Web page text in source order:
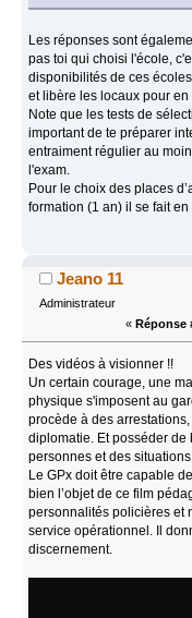
Les réponses sont
pas toi qui choisi l'école,
disponibilités de ces
et libère les locaux pour
Note que les tests de
important de te préparer
entraiment régulier au
l'exam.
Pour le choix des places
formation (1 an) il se fait
Jeano 11
Administrateur
« Réponse
Des vidéos à visionner !!
Un certain courage, une
physique s'imposent au
procède à des
diplomatie. Et posséder
personnes et des
Le GPx doit être capable
bien l’objet de ce film
personnalités policières et
service opérationnel. Il
discernement.